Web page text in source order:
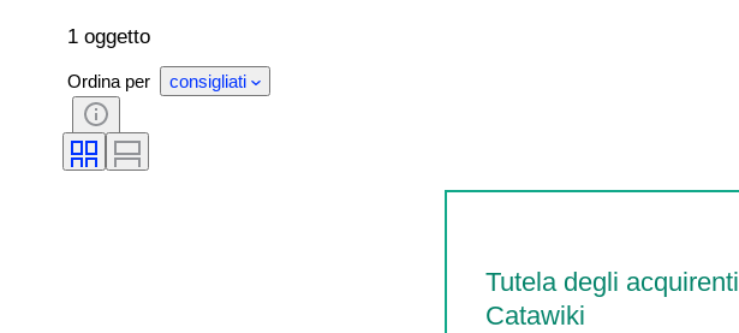
1 oggetto
Ordina per consigliati
Tutela degli acquirenti
Catawiki